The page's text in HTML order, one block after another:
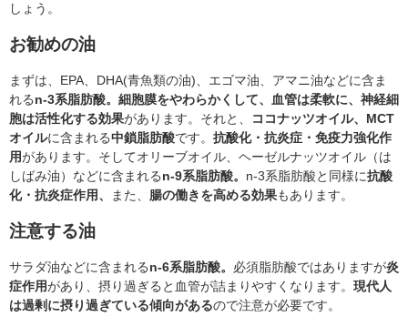
しょう。
お勧めの油
まずは、EPA、DHA(青魚類の油)、エゴマ油、アマニ油などに含ま
れるn-3系脂肪酸。細胞膜をやわらかくして、血管は柔軟に、神経細
胞は活性化する効果があります。それと、
ココナッツオイル、MCT
オイルに含まれる中鎖脂肪酸です。 抗酸化・抗炎症・免疫力強化作
用があります。そしてオリーブオイル、ヘーゼルナッツオイル（は
しばみ油）などに含まれるn-9系脂肪酸。 n-3系脂肪酸と同様に抗酸
化・抗炎症作用、
また、 腸の働きを高める効果もあります。
注意する油
サラダ油などに含まれるn-6系脂肪酸。 必須脂肪酸ではありますが炎
症作用があり、摂り過ぎると血管が詰まりやすくなります。 現代人
は過剰に摂り過ぎている傾向があるので注意が必要です。